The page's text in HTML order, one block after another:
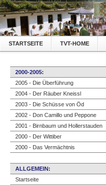
STARTSEITE TVT-HOME
2000-2005:
2005 - Die Überführung
2004 - Der Räuber Kneissl
2003 - Die Schüsse von Öd
2002 - Don Camillo und Peppone
2001 - Birnbaum und Hollerstauden
2000 - Der Wittiber
2000 - Das Vermächtnis
ALLGEMEIN:
Startseite